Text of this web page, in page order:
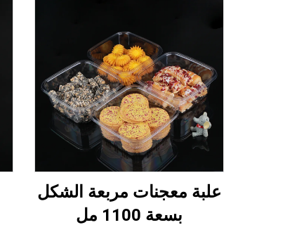
علبة معجنات مربعة الشكل
بسعة 1100 مل